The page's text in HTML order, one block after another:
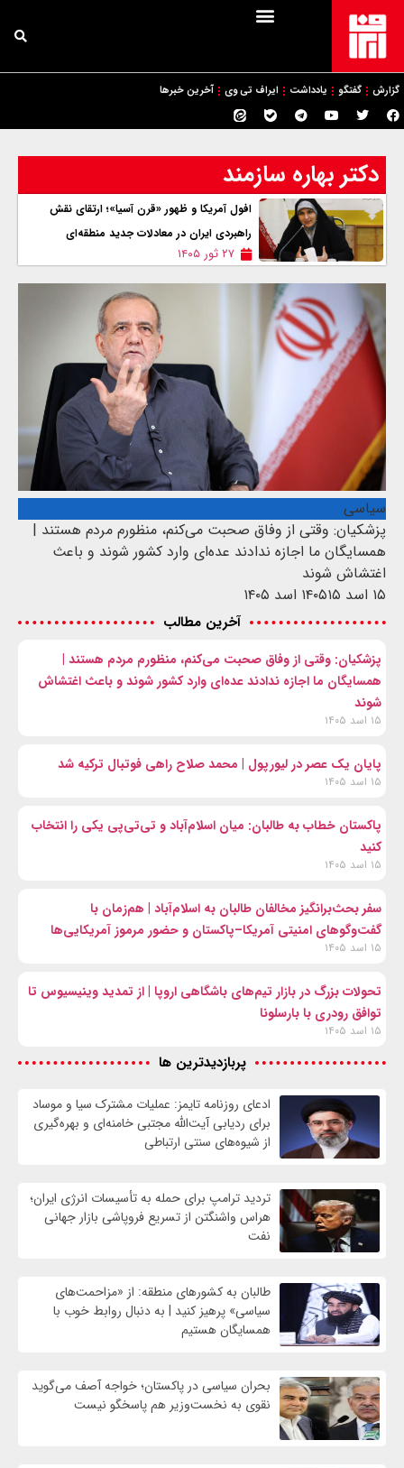
گزارش گفتگو یادداشت ایراف تی وی آخرین خبرها
دکتر بهاره سازمند
افول آمریکا و ظهور «قرن آسیا»؛ ارتقای نقش
راهبردی ایران در معادلات جدید منطقه‌ای
۲۷ ثور ۱۴۰۵
سیاسی
پزشکیان: وقتی از وفاق صحبت می‌کنم، منظورم مردم هستند |
همسایگان ما اجازه ندادند عده‌ای وارد کشور شوند و باعث
اغتشاش شوند
۱۵ اسد ۱۴۰۵
۱۵ اسد ۱۴۰۵
آخرین مطالب
پزشکیان: وقتی از وفاق صحبت می‌کنم، منظورم مردم هستند |
همسایگان ما اجازه ندادند عده‌ای وارد کشور شوند و باعث اغتشاش
شوند
۱۵ اسد ۱۴۰۵
پایان یک عصر در لیورپول | محمد صلاح راهی فوتبال ترکیه شد
۱۵ اسد ۱۴۰۵
پاکستان خطاب به طالبان: میان اسلام‌آباد و تی‌تی‌پی یکی را انتخاب
کنید
۱۵ اسد ۱۴۰۵
سفر بحث‌برانگیز مخالفان طالبان به اسلام‌آباد | هم‌زمان با
گفت‌وگوهای امنیتی آمریکا–پاکستان و حضور مرموز آمریکایی‌ها
۱۵ اسد ۱۴۰۵
تحولات بزرگ در بازار تیم‌های باشگاهی اروپا | از تمدید وینیسیوس تا
توافق رودری با بارسلونا
۱۵ اسد ۱۴۰۵
پربازدیدترین ها
ادعای روزنامه تایمز: عملیات مشترک سیا و موساد
برای ردیابی آیت‌الله مجتبی خامنه‌ای و بهره‌گیری
از شیوه‌های سنتی ارتباطی
تردید ترامپ برای حمله به تأسیسات انرژی ایران؛
هراس واشنگتن از تسریع فروپاشی بازار جهانی
نفت
طالبان به کشورهای منطقه: از «مزاحمت‌های
سیاسی» پرهیز کنید | به دنبال روابط خوب با
همسایگان هستیم
بحران سیاسی در پاکستان؛ خواجه آصف می‌گوید
نقوی به نخست‌وزیر هم پاسخگو نیست